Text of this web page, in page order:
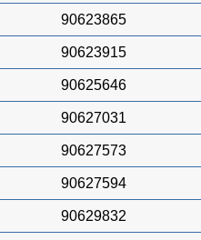
90623865
90623915
90625646
90627031
90627573
90627594
90629832